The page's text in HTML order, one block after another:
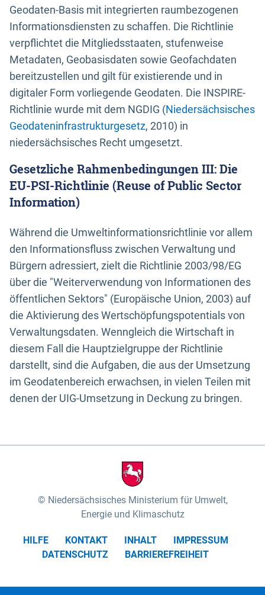
Geodaten-Basis mit integrierten raumbezogenen
Informationsdiensten zu schaffen. Die Richtlinie
verpflichtet die Mitgliedsstaaten, stufenweise
Metadaten, Geobasisdaten sowie Geofachdaten
bereitzustellen und gilt für existierende und in
digitaler Form vorliegende Geodaten. Die INSPIRE-
Richtlinie wurde mit dem NGDIG (Niedersächsisches
Geodateninfrastrukturgesetz, 2010) in
niedersächsisches Recht umgesetzt.
Gesetzliche Rahmenbedingungen III: Die
EU-PSI-Richtlinie (Reuse of Public Sector
Information)
Während die Umweltinformationsrichtlinie vor allem
den Informationsfluss zwischen Verwaltung und
Bürgern adressiert, zielt die Richtlinie 2003/98/EG
über die "Weiterverwendung von Informationen des
öffentlichen Sektors" (Europäische Union, 2003) auf
die Aktivierung des Wertschöpfungspotentials von
Verwaltungsdaten. Wenngleich die Wirtschaft in
diesem Fall die Hauptzielgruppe der Richtlinie
darstellt, sind die Aufgaben, die aus der Umsetzung
im Geodatenbereich erwachsen, in vielen Teilen mit
denen der UIG-Umsetzung in Deckung zu bringen.
Niedersächsisches Ministerium für Umwelt,
Energie und Klimaschutz
HILFE KONTAKT INHALT
IMPRESSUM
DATENSCHUTZ
BARRIEREFREIHEIT